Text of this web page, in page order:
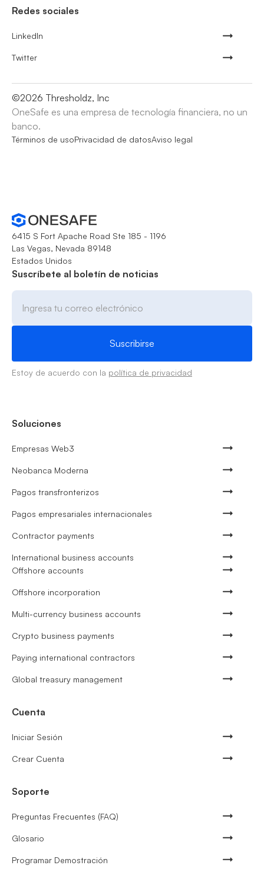
Redes sociales
LinkedIn
Twitter
©2026 Thresholdz, Inc
OneSafe es una empresa de tecnología financiera, no un
banco.
Términos de usoPrivacidad de datosAviso legal
6415 S Fort Apache Road Ste 185 - 1196
Las Vegas, Nevada 89148
Estados Unidos
Suscríbete al boletín de noticias
Estoy de acuerdo con la política de privacidad
Soluciones
Empresas Web3
Neobanca Moderna
Pagos transfronterizos
Pagos empresariales internacionales
Contractor payments
International business accounts
Offshore accounts
Offshore incorporation
Multi-currency business accounts
Crypto business payments
Paying international contractors
Global treasury management
Cuenta
Iniciar Sesión
Crear Cuenta
Soporte
Preguntas Frecuentes (FAQ)
Glosario
Programar Demostración